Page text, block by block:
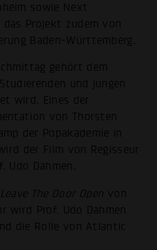
sowie Next
Projekt zudem von
Baden-Württemberg.
gehört dem
und jungen
wird. Eines der
von Thorsten
der Popakademie in
der Film von Regisseur
Dahmen.
Leave The Door Open von
wird Prof. Udo Dahmen
die Rolle von Atlantic